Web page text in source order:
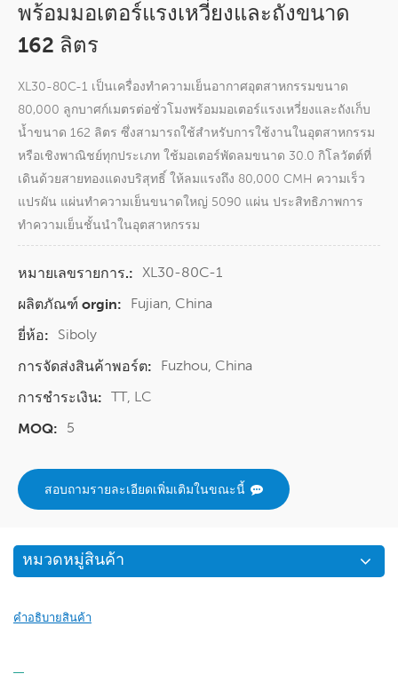
พร้อมมอเตอร์แรงเหวี่ยงและถังขนาด
162 ลิตร
XL30-80C-1 เป็นเครื่องทำความเย็นอากาศอุตสาหกรรมขนาด
80,000 ลูกบาศก์เมตรต่อชั่วโมงพร้อมมอเตอร์แรงเหวี่ยงและถังเก็บ
น้ำขนาด 162 ลิตร ซึ่งสามารถใช้สำหรับการใช้งานในอุตสาหกรรม
หรือเชิงพาณิชย์ทุกประเภท ใช้มอเตอร์พัดลมขนาด 30.0 กิโลวัตต์ที่
เดินด้วยสายทองแดงบริสุทธิ์ ให้ลมแรงถึง 80,000 CMH ความเร็ว
แปรผัน แผ่นทำความเย็นขนาดใหญ่ 5090 แผ่น ประสิทธิภาพการ
ทำความเย็นชั้นนำในอุตสาหกรรม
หมายเลขรายการ.: XL30-80C-1
ผลิตภัณฑ์ orgin:
Fujian, China
ยี่ห้อ:
Siboly
การจัดส่งสินค้าพอร์ต:
Fuzhou, China
การชำระเงิน: TT, LC
MOQ:
5
สอบถามรายละเอียดเพิ่มเติมในขณะนี้
หมวดหมู่สินค้า
คำอธิบายสินค้า